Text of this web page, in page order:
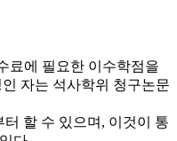
료에 필요한 이수학점을
자는 석사학위 청구논문
터 할 수 있으며, 이것이 통